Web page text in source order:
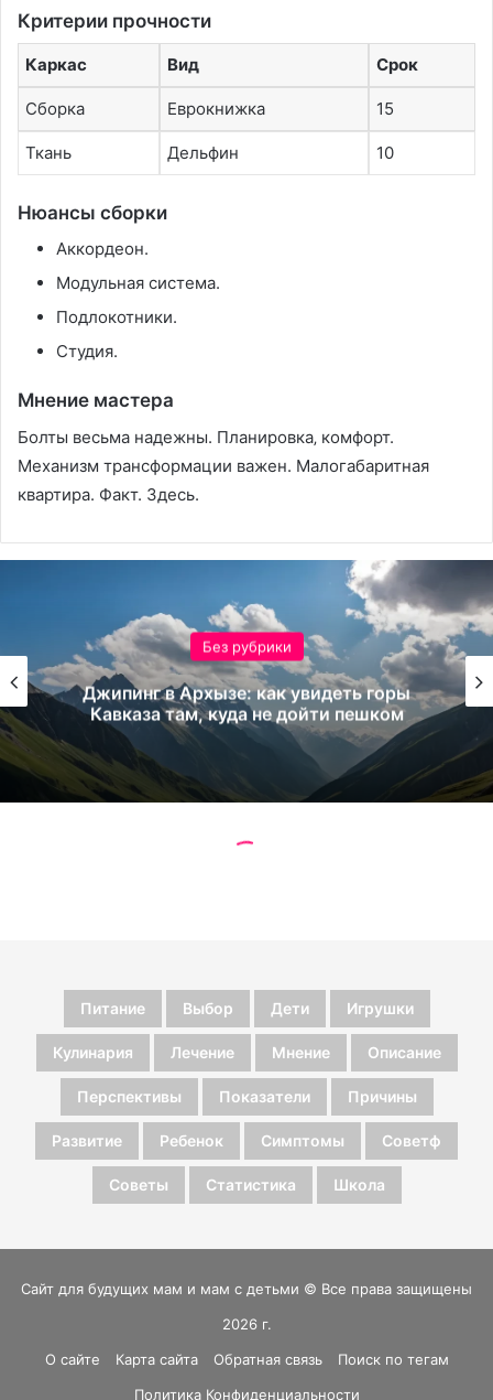
Питание Выбор Дети Игрушки
Кулинария Лечение Мнение Описание
Перспективы Показатели Причины
Развитие Ребенок Симптомы Советф
Советы Статистика Школа
Сайт для будущих мам и мам с детьми © Все права защищены
2026 г.
О сайте
Карта сайта Обратная связь
Поиск по тегам
Политика Конфиденциальности